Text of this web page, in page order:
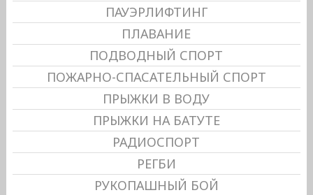
ПАУЭРЛИФТИНГ
ПЛАВАНИЕ
ПОДВОДНЫЙ СПОРТ
ПОЖАРНО-СПАСАТЕЛЬНЫЙ СПОРТ
ПРЫЖКИ В ВОДУ
ПРЫЖКИ НА БАТУТЕ
РАДИОСПОРТ
РЕГБИ
РУКОПАШНЫЙ БОЙ